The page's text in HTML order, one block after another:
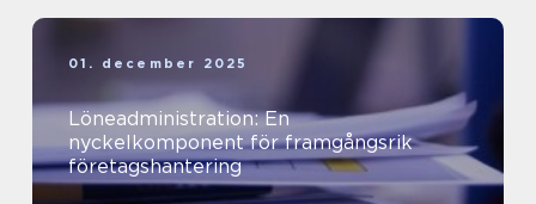
01. december 2025
Löneadministration: En
nyckelkomponent för framgångsrik
företagshantering